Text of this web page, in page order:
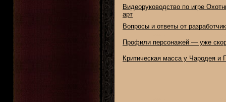
Видеоруководство по игре
арт
Вопросы и ответы от
Профили персонажей — уже
Критическая масса у Чародея и